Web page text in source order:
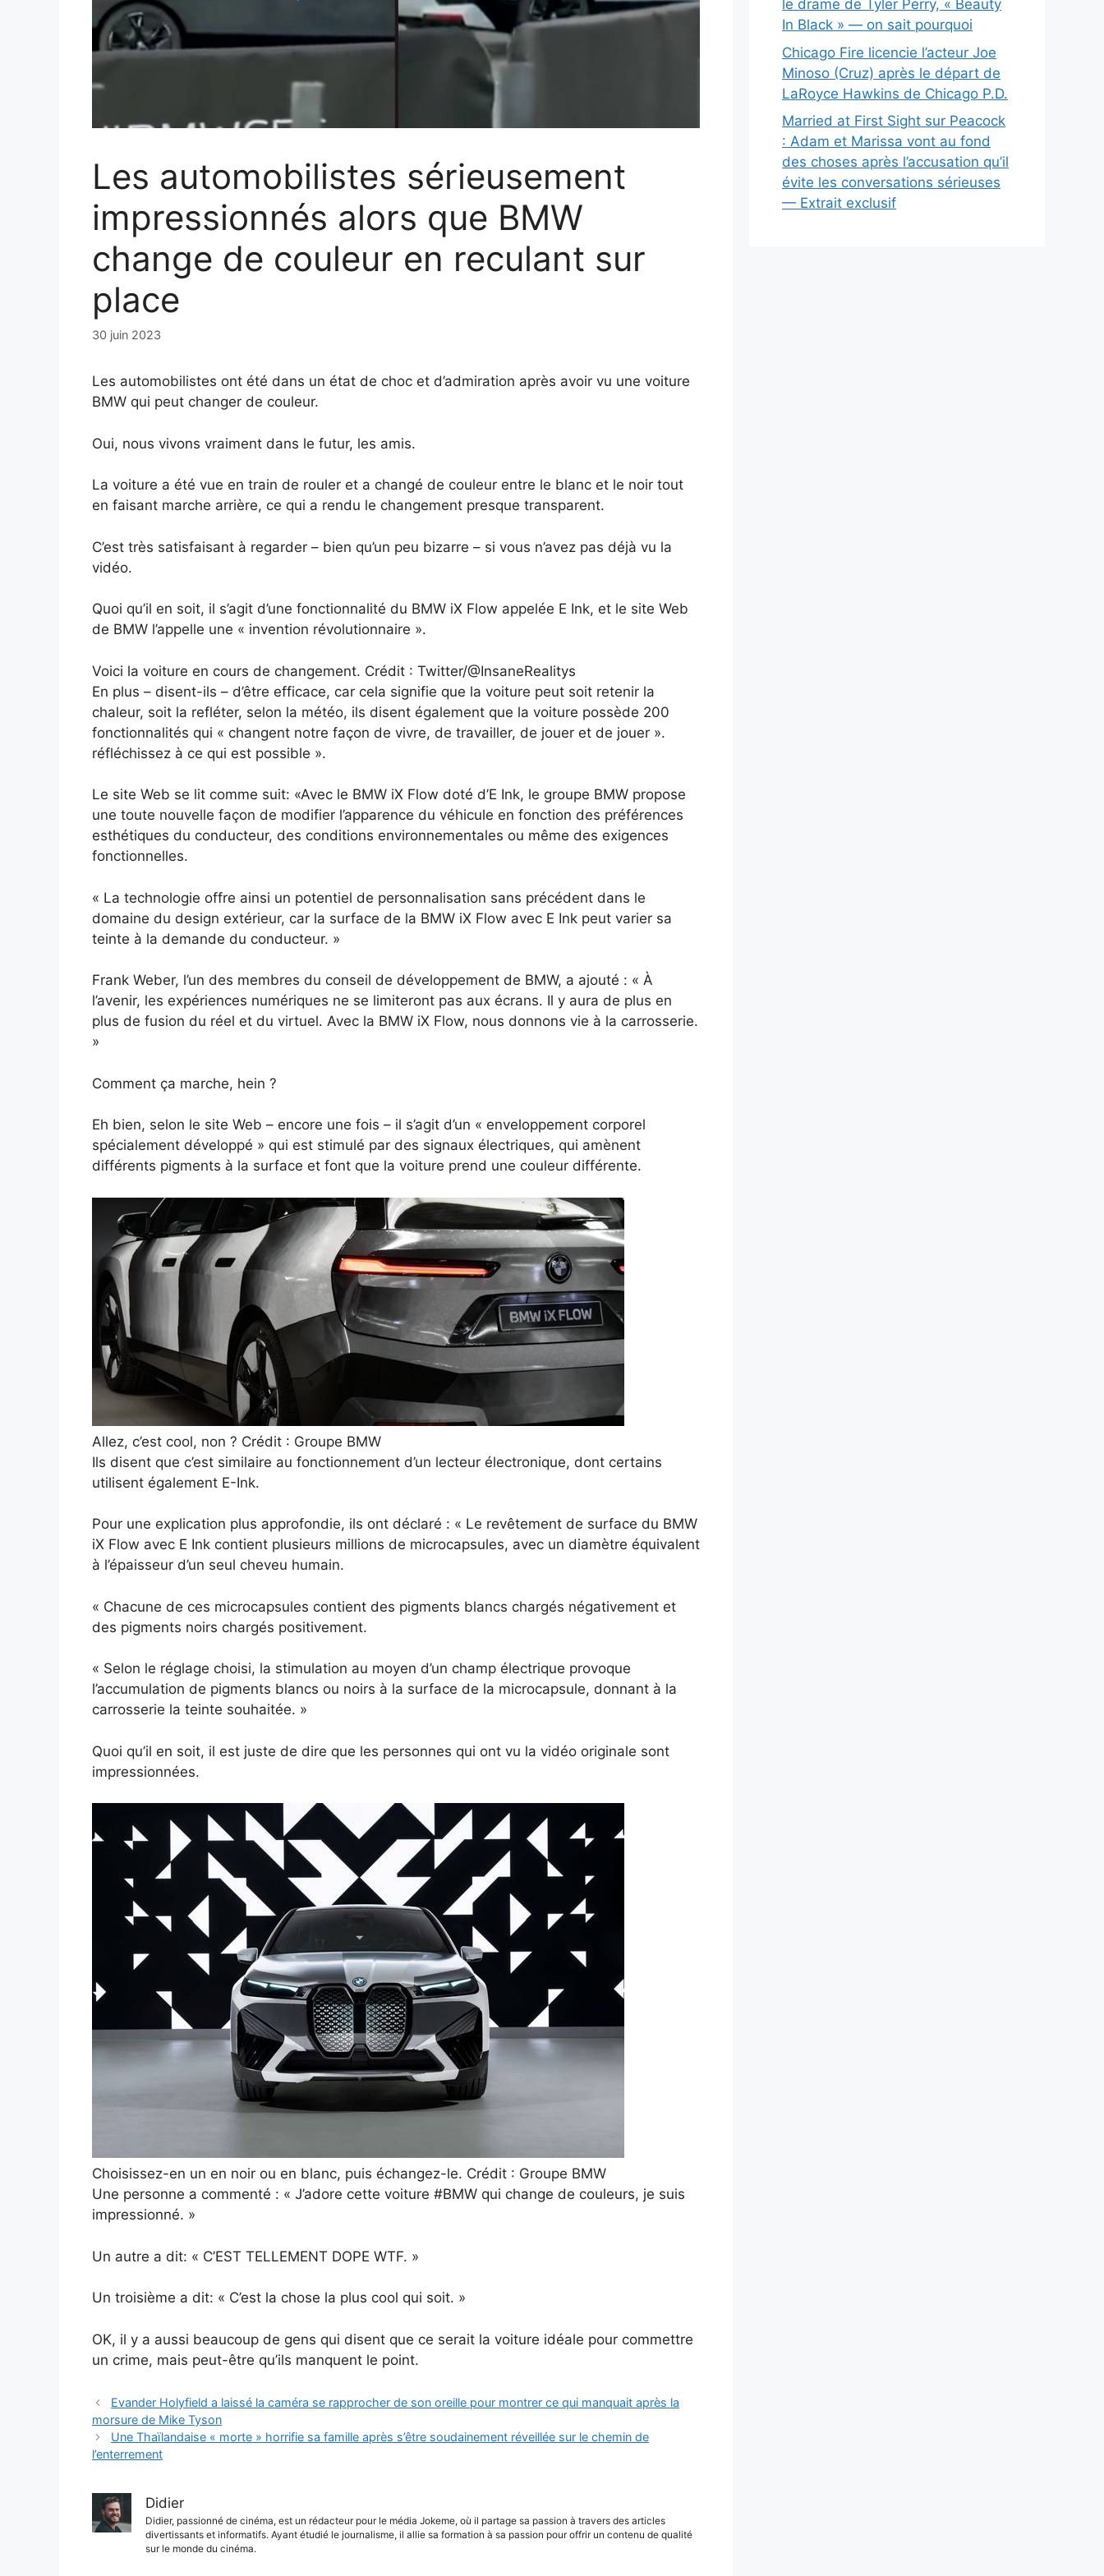
Les automobilistes sérieusement
impressionnés alors que BMW
change de couleur en reculant sur
place
30 juin 2023
Les automobilistes ont été dans un état de choc et d’admiration après avoir vu une voiture
BMW qui peut changer de couleur.
Oui, nous vivons vraiment dans le futur, les amis.
La voiture a été vue en train de rouler et a changé de couleur entre le blanc et le noir tout
en faisant marche arrière, ce qui a rendu le changement presque transparent.
C’est très satisfaisant à regarder – bien qu’un peu bizarre – si vous n’avez pas déjà vu la
vidéo.
Quoi qu’il en soit, il s’agit d’une fonctionnalité du BMW iX Flow appelée E Ink, et le site Web
de BMW l’appelle une « invention révolutionnaire ».
Voici la voiture en cours de changement. Crédit : Twitter/@InsaneRealitys
En plus – disent-ils – d’être efficace, car cela signifie que la voiture peut soit retenir la
chaleur, soit la refléter, selon la météo, ils disent également que la voiture possède 200
fonctionnalités qui « changent notre façon de vivre, de travailler, de jouer et de jouer ».
réfléchissez à ce qui est possible ».
Le site Web se lit comme suit: «Avec le BMW iX Flow doté d’E Ink, le groupe BMW propose
une toute nouvelle façon de modifier l’apparence du véhicule en fonction des préférences
esthétiques du conducteur, des conditions environnementales ou même des exigences
fonctionnelles.
« La technologie offre ainsi un potentiel de personnalisation sans précédent dans le
domaine du design extérieur, car la surface de la BMW iX Flow avec E Ink peut varier sa
teinte à la demande du conducteur. »
Frank Weber, l’un des membres du conseil de développement de BMW, a ajouté : « À
l’avenir, les expériences numériques ne se limiteront pas aux écrans. Il y aura de plus en
plus de fusion du réel et du virtuel. Avec la BMW iX Flow, nous donnons vie à la carrosserie.
»
Comment ça marche, hein ?
Eh bien, selon le site Web – encore une fois – il s’agit d’un « enveloppement corporel
spécialement développé » qui est stimulé par des signaux électriques, qui amènent
différents pigments à la surface et font que la voiture prend une couleur différente.
Allez, c’est cool, non ? Crédit : Groupe BMW
Ils disent que c’est similaire au fonctionnement d’un lecteur électronique, dont certains
utilisent également E-Ink.
Pour une explication plus approfondie, ils ont déclaré : « Le revêtement de surface du BMW
iX Flow avec E Ink contient plusieurs millions de microcapsules, avec un diamètre équivalent
à l’épaisseur d’un seul cheveu humain.
« Chacune de ces microcapsules contient des pigments blancs chargés négativement et
des pigments noirs chargés positivement.
« Selon le réglage choisi, la stimulation au moyen d’un champ électrique provoque
l’accumulation de pigments blancs ou noirs à la surface de la microcapsule, donnant à la
carrosserie la teinte souhaitée. »
Quoi qu’il en soit, il est juste de dire que les personnes qui ont vu la vidéo originale sont
impressionnées.
Choisissez-en un en noir ou en blanc, puis échangez-le. Crédit : Groupe BMW
Une personne a commenté : « J’adore cette voiture #BMW qui change de couleurs, je suis
impressionné. »
Un autre a dit: « C’EST TELLEMENT DOPE WTF. »
Un troisième a dit: « C’est la chose la plus cool qui soit. »
OK, il y a aussi beaucoup de gens qui disent que ce serait la voiture idéale pour commettre
un crime, mais peut-être qu’ils manquent le point.
Evander Holyfield a laissé la caméra se rapprocher de son oreille pour montrer ce qui manquait après la
morsure de Mike Tyson
Une Thaïlandaise « morte » horrifie sa famille après s’être soudainement réveillée sur le chemin de
l’enterrement
Didier
Didier, passionné de cinéma, est un rédacteur pour le média Jokeme, où il partage sa passion à travers des articles
divertissants et informatifs. Ayant étudié le journalisme, il allie sa formation à sa passion pour offrir un contenu de qualité
sur le monde du cinéma.
le drame de Tyler Perry, « Beauty
In Black » — on sait pourquoi
Chicago Fire licencie l’acteur Joe
Minoso (Cruz) après le départ de
LaRoyce Hawkins de Chicago P.D.
Married at First Sight sur Peacock
: Adam et Marissa vont au fond
des choses après l’accusation qu’il
évite les conversations sérieuses
— Extrait exclusif